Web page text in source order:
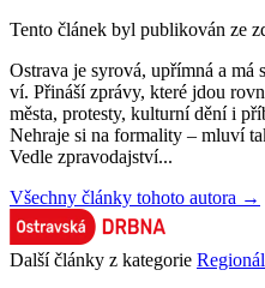
Tento článek byl publikován ze
Ostrava je syrová, upřímná a má
ví. Přináší zprávy, které jdou
města, protesty, kulturní dění i
Nehraje si na formality – mluví
Vedle zpravodajství...
Všechny články tohoto autora →
Další články z kategorie